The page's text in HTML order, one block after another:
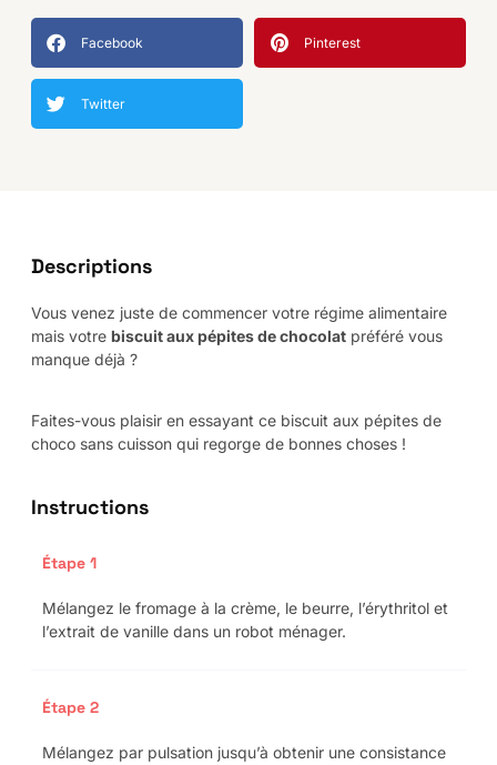
Facebook Pinterest
Twitter
Descriptions
Vous venez juste de commencer votre régime alimentaire
mais votre biscuit aux pépites de chocolat préféré vous
manque déjà ?
Faites-vous plaisir en essayant ce biscuit aux pépites de
choco sans cuisson qui regorge de bonnes choses !
Instructions
Étape 1
Mélangez le fromage à la crème, le beurre, l’érythritol et
l’extrait de vanille dans un robot ménager.
Étape 2
Mélangez par pulsation jusqu’à obtenir une consistance